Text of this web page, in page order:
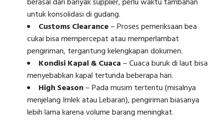
untuk konsolidasi di gudang.
Customs Clearance–Proses pemeriksaan bea
cukai bisa mempercepat atau memperlambat
pengiriman, tergantung kelengkapan dokumen.
Kondisi Kapal & Cuaca –Cuaca buruk di laut bisa
menyebabkan kapal tertunda beberapa hari.
High Season–Pada musim tertentu (misalnya
menjelang Imlek atau Lebaran), pengiriman biasanya
lebih lama karena volume barang meningkat.